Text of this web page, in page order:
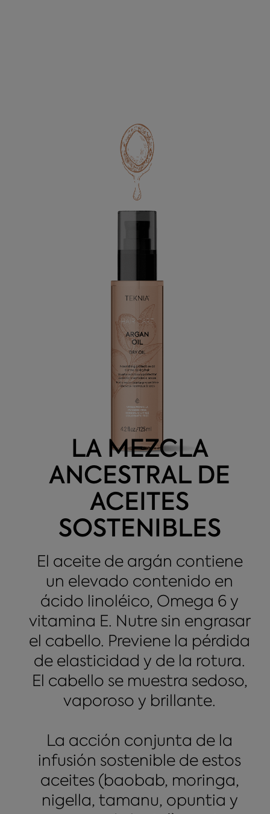
LA MEZCLA
ANCESTRAL DE
ACEITES
SOSTENIBLES
El aceite de argán contiene
un elevado contenido en
ácido linoléico, Omega 6 y
vitamina E. Nutre sin engrasar
el cabello. Previene la pérdida
de elasticidad y de la rotura.
El cabello se muestra sedoso,
vaporoso y brillante.
La acción conjunta de la
infusión sostenible de estos
aceites (baobab, moringa,
nigella, tamanu, opuntia y